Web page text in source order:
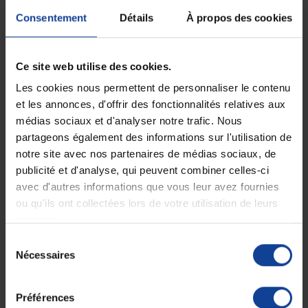
Consentement Détails À propos des cookies
Ce site web utilise des cookies.
Les cookies nous permettent de personnaliser le contenu
et les annonces, d'offrir des fonctionnalités relatives aux
médias sociaux et d'analyser notre trafic. Nous
partageons également des informations sur l'utilisation de
notre site avec nos partenaires de médias sociaux, de
publicité et d'analyse, qui peuvent combiner celles-ci
avec d'autres informations que vous leur avez fournies
ou qu'ils ont collectées lors de votre utilisation de leurs
Nécessaires
Préférences
EN STOCK
Rollator Londres Light 2
Roues Pliable
69,81 €
EN STOCK
Rollator Londres 2 Roues -
Pliable - Drive...
53,81 €